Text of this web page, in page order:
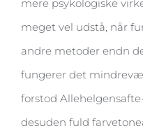
mere psykologiske
meget vel udstå, når
andre metoder endn
fungerer det
forstod
desuden fuld